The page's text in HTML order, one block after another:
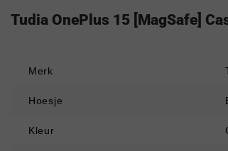
Tudia OnePlus 15 [MagSafe]
Merk
Hoesje
Kleur